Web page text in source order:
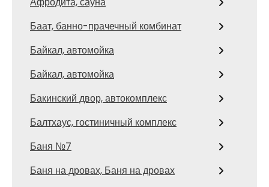
Баат, банно-прачечный комбинат
Байкал, автомойка
Байкал, автомойка
Бакинский двор, автокомплекс
Балтхаус, гостиничный комплекс
Баня №7
Баня на дровах, Баня на дровах